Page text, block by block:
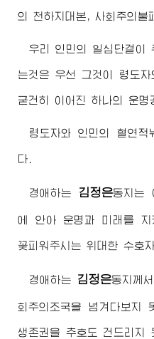
의 천하지대본, 사회주의불
우리 인민의 일심단결이
는것은 우선 그것이 령도자
굳건히 이어진 하나의 운명
령도자와 인민의 혈연적
다.
경애하는 김정은동지 는
에 안아 운명과 미래를 지
꽃피워주시는 위대한 수호
경애하는 김정은동지 께
회주의조국을 넘겨다보지
생존권을 추호도 건드리지